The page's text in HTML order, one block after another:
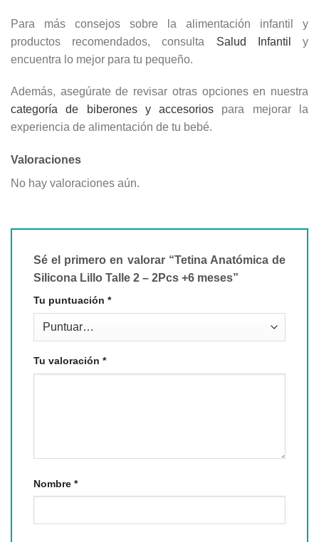
Para más consejos sobre la alimentación infantil y
productos recomendados, consulta Salud Infantil
y
encuentra lo mejor para tu pequeño.
Además, asegúrate de revisar otras opciones en nuestra
categoría de biberones y accesorios para mejorar la
experiencia de alimentación de tu bebé.
Valoraciones
No hay valoraciones aún.
Sé el primero en valorar “Tetina Anatómica de
Silicona Lillo Talle 2 – 2Pcs +6 meses”
Tu puntuación *
Tu valoración *
Nombre *